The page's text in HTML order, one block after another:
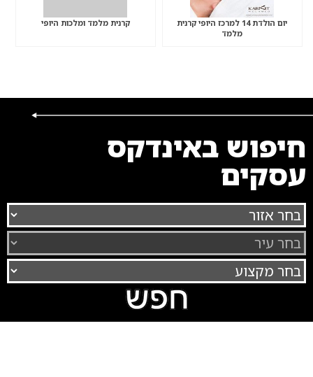
יום הולדת 14 למרכז היופי קרנית
מלמד
קרנית מלמד ומלכות היופי
חיפוש באינדקס
עסקים